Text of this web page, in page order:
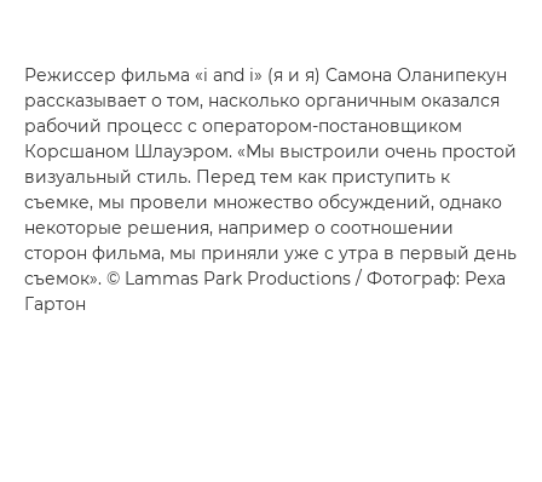
Режиссер фильма «i and i» (я и я) Самона Оланипекун
рассказывает о том, насколько органичным оказался
рабочий процесс с оператором-постановщиком
Корсшаном Шлауэром. «Мы выстроили очень простой
визуальный стиль. Перед тем как приступить к
съемке, мы провели множество обсуждений, однако
некоторые решения, например о соотношении
сторон фильма, мы приняли уже с утра в первый день
съемок». © Lammas Park Productions / Фотограф: Реха
Гартон